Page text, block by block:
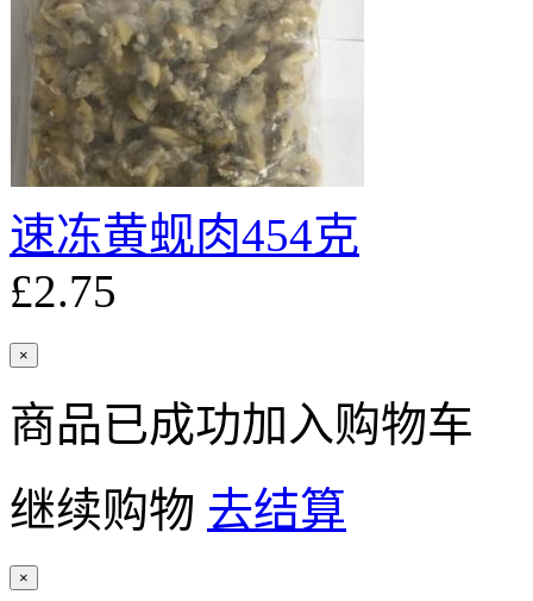
速冻黄蚬肉454克
£2.75
×
商品已成功加入购物车
继续购物 去结算
×